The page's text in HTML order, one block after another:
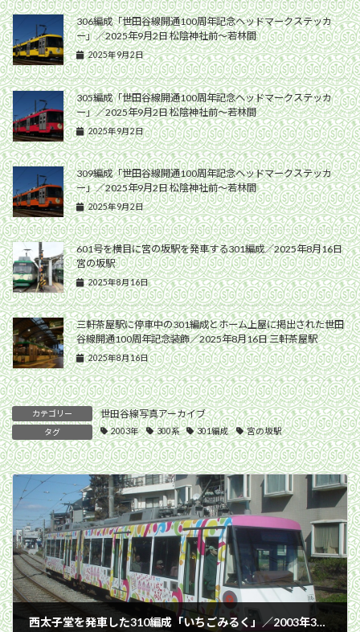
306編成「世田谷線開通100周年記念ヘッドマークステッカ
ー」／2025年9月2日 松陰神社前〜若林間
2025年9月2日
305編成「世田谷線開通100周年記念ヘッドマークステッカ
ー」／2025年9月2日 松陰神社前〜若林間
2025年9月2日
309編成「世田谷線開通100周年記念ヘッドマークステッカ
ー」／2025年9月2日 松陰神社前〜若林間
2025年9月2日
601号を横目に宮の坂駅を発車する301編成／2025年8月16日
宮の坂駅
2025年8月16日
三軒茶屋駅に停車中の301編成とホーム上屋に掲出された世田
谷線開通100周年記念装飾／2025年8月16日 三軒茶屋駅
2025年8月16日
カテゴリー 世田谷線写真アーカイブ
タグ 2003年 300系 301編成 宮の坂駅
西太子堂を発車した310編成「いちごみるく」／2003年3月9日 西太子堂〜三軒茶屋間